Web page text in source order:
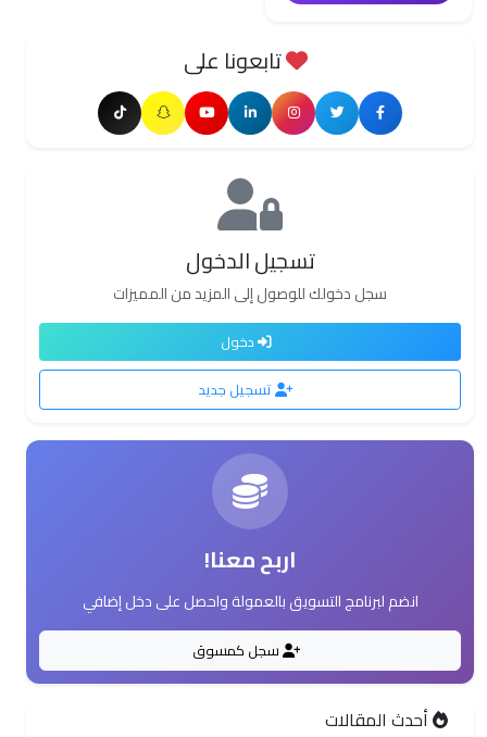
تابعونا على
تسجيل الدخول
سجل دخولك للوصول إلى المزيد من المميزات
دخول
تسجيل جديد
اربح معنا!
انضم لبرنامج التسويق بالعمولة واحصل على دخل إضافي
سجل كمسوق
أحدث المقالات